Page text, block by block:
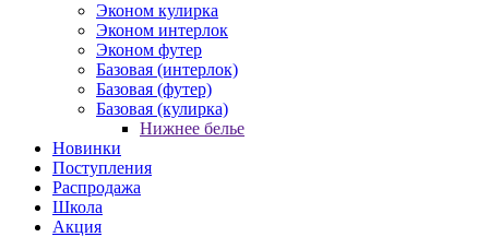
Эконом кулирка
Эконом интерлок
Эконом футер
Базовая (интерлок)
Базовая (футер)
Базовая (кулирка)
Нижнее белье
Новинки
Поступления
Распродажа
Школа
Акция